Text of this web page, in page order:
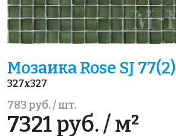
Мозаика Rose SJ 77(2)
327x327
783 руб. / шт.
7321 руб. / м²